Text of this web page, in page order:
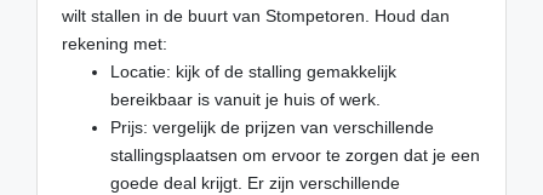
wilt stallen in de buurt van Stompetoren. Houd dan
rekening met:
Locatie: kijk of de stalling gemakkelijk
bereikbaar is vanuit je huis of werk.
Prijs: vergelijk de prijzen van verschillende
stallingsplaatsen om ervoor te zorgen dat je een
goede deal krijgt. Er zijn verschillende